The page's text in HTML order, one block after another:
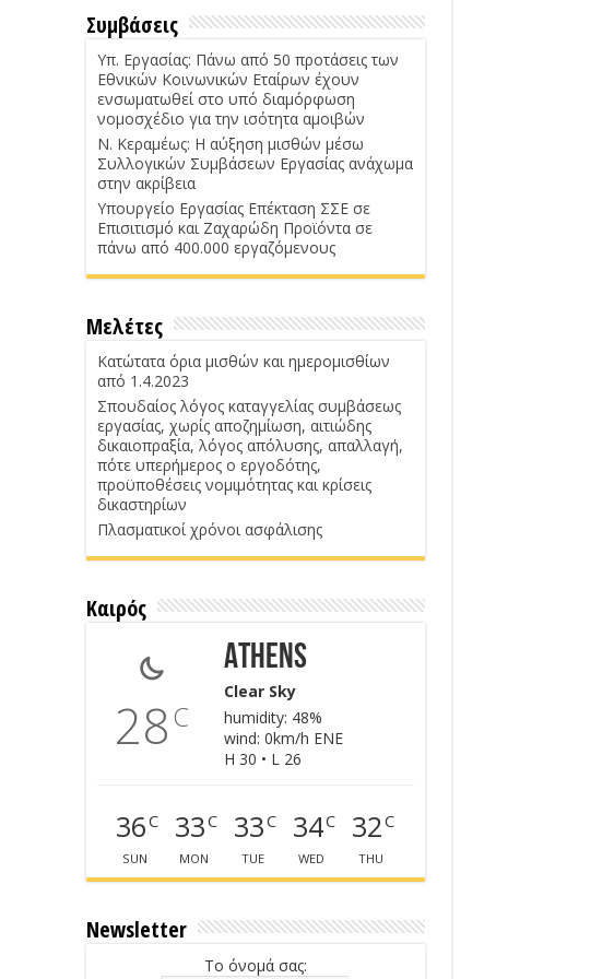
Συμβάσεις
Υπ. Εργασίας: Πάνω από 50 προτάσεις των
Εθνικών Κοινωνικών Εταίρων έχουν
ενσωματωθεί στο υπό διαμόρφωση
νομοσχέδιο για την ισότητα αμοιβών
Ν. Κεραμέως: Η αύξηση μισθών μέσω
Συλλογικών Συμβάσεων Εργασίας ανάχωμα
στην ακρίβεια
Υπουργείο Εργασίας Επέκταση ΣΣΕ σε
Επισιτισμό και Ζαχαρώδη Προϊόντα σε
πάνω από 400.000 εργαζόμενους
Μελέτες
Κατώτατα όρια μισθών και ημερομισθίων
από 1.4.2023
Σπουδαίος λόγος καταγγελίας συμβάσεως
εργασίας, χωρίς αποζημίωση, αιτιώδης
δικαιοπραξία, λόγος απόλυσης, απαλλαγή,
πότε υπερήμερος ο εργοδότης,
προϋποθέσεις νομιμότητας και κρίσεις
δικαστηρίων
Πλασματικοί χρόνοι ασφάλισης
Καιρός
28C
Athens
Clear Sky
humidity: 48%
wind: 0km/h ENE
H 30 • L 26
36C
SUN
33C
MON
33C
TUE
34C
WED
32C
THU
Newsletter
Το όνομά σας: